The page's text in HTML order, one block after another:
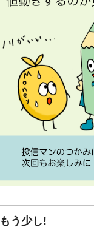
う少し!